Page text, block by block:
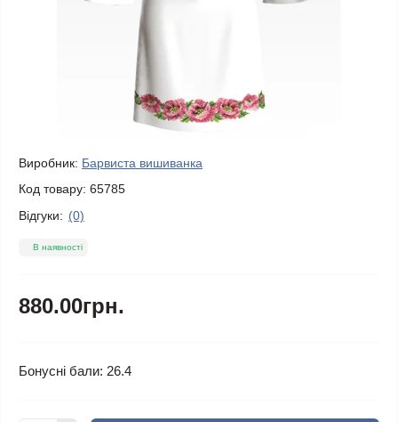
Виробник: Барвиста вишиванка
Код товару: 65785
Відгуки: (0)
В наявності
880.00грн.
Бонусні бали: 26.4